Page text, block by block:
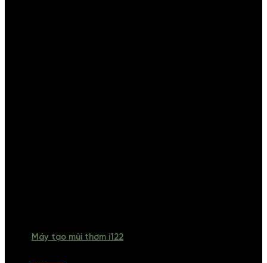
Máy tạo mùi thơm i122